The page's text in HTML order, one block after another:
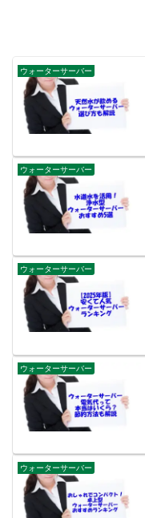
ウォーターサーバー
ウォーターサーバー
ウォーターサーバー
ウォーターサーバー
ウォーターサーバー